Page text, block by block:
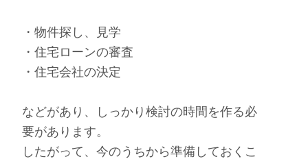
・物件探し、見学
・住宅ローンの審査
・住宅会社の決定
などがあり、しっかり検討の時間を作る必
要があります。
したがって、今のうちから準備しておくこ